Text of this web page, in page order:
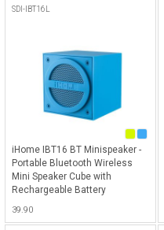
SDI-IBT16L
iHome IBT16 BT Minispeaker -
Portable Bluetooth Wireless
Mini Speaker Cube with
Rechargeable Battery
39.90